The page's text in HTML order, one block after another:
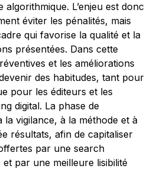
L’enjeu est donc
éviter les pénalités, mais
qui favorise la qualité et la
présentées. Dans cette
et les améliorations
des habitudes, tant pour
pour les éditeurs et les
digital. La phase de
la vigilance, à la méthode et à
résultats, afin de capitaliser
par une search
par une meilleure lisibilité